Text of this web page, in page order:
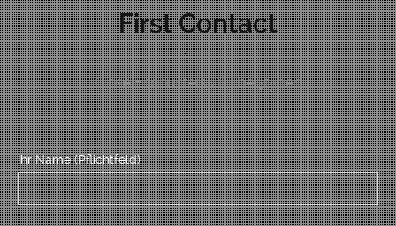
First Contact
Close Encounters Of The 3typen
Ihr Name (Pflichtfeld)